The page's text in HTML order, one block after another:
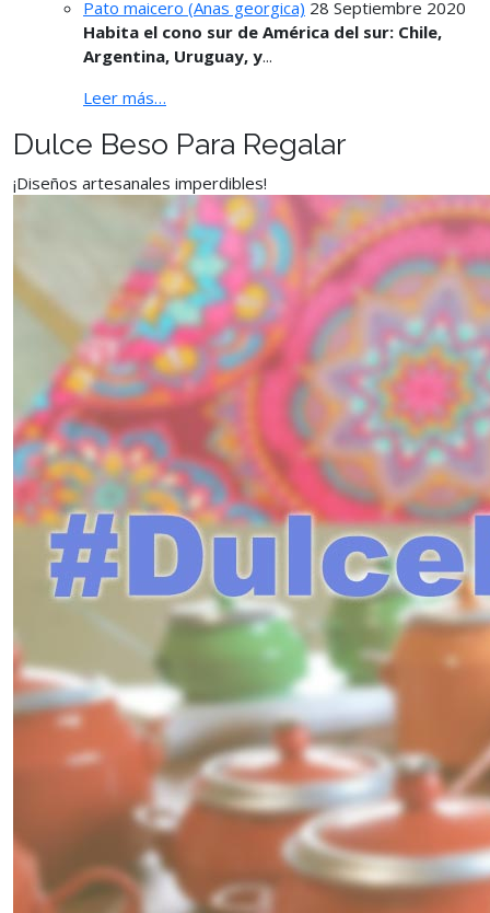
Pato maicero (Anas georgica) 28 Septiembre 2020
Habita el cono sur de América del sur: Chile,
Argentina, Uruguay, y...
Leer más…
Dulce Beso Para Regalar
¡Diseños artesanales imperdibles!